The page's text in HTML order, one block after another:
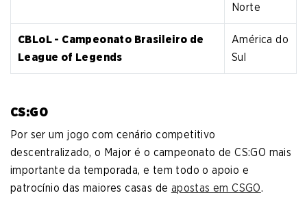
Norte
CBLoL - Campeonato Brasileiro de
League of Legends
América do
Sul
CS:GO
Por ser um jogo com cenário competitivo
descentralizado, o Major é o campeonato de CS:GO mais
importante da temporada, e tem todo o apoio e
patrocínio das maiores casas de apostas em CSGO.